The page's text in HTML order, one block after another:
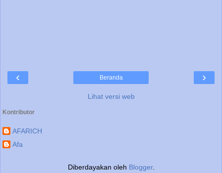
‹ ›
Beranda
Lihat versi web
Kontributor
AFARICH
Afa
Diberdayakan oleh Blogger.